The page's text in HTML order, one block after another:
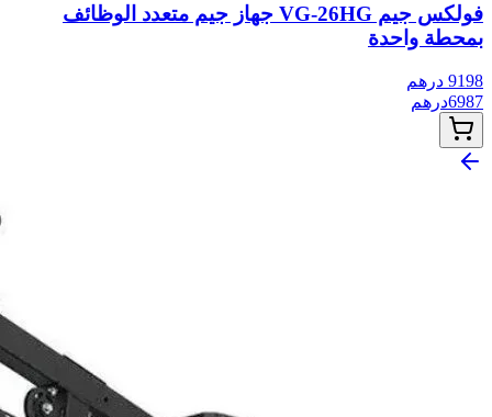
فولكس جيم VG-26HG جهاز جيم متعدد الوظائف
بمحطة واحدة
9198 درهم
6987درهم